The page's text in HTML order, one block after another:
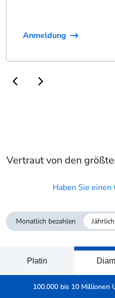
Anmeldung
Vertraut von den
Haben Sie einen
Monatlich bezahlen
Platin
100.000 bis 10 Millionen